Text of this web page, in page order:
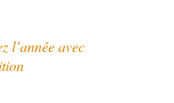
l’année avec